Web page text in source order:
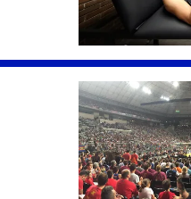
FC Barcelona club